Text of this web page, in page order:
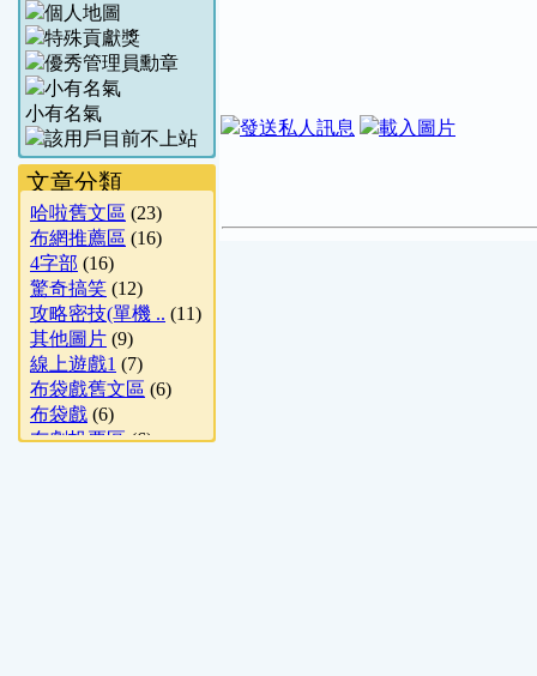
小有名氣
文章分類
哈啦舊文區 (23)
布網推薦區 (16)
4字部 (16)
驚奇搞笑 (12)
攻略密技(單機 .. (11)
其他圖片 (9)
線上遊戲1 (7)
布袋戲舊文區 (6)
布袋戲 (6)
布劇投票區(6)